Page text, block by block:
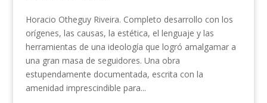
Horacio Otheguy Riveira. Completo desarrollo con los
orígenes, las causas, la estética, el lenguaje y las
herramientas de una ideología que logró amalgamar a
una gran masa de seguidores. Una obra
estupendamente documentada, escrita con la
amenidad imprescindible para...